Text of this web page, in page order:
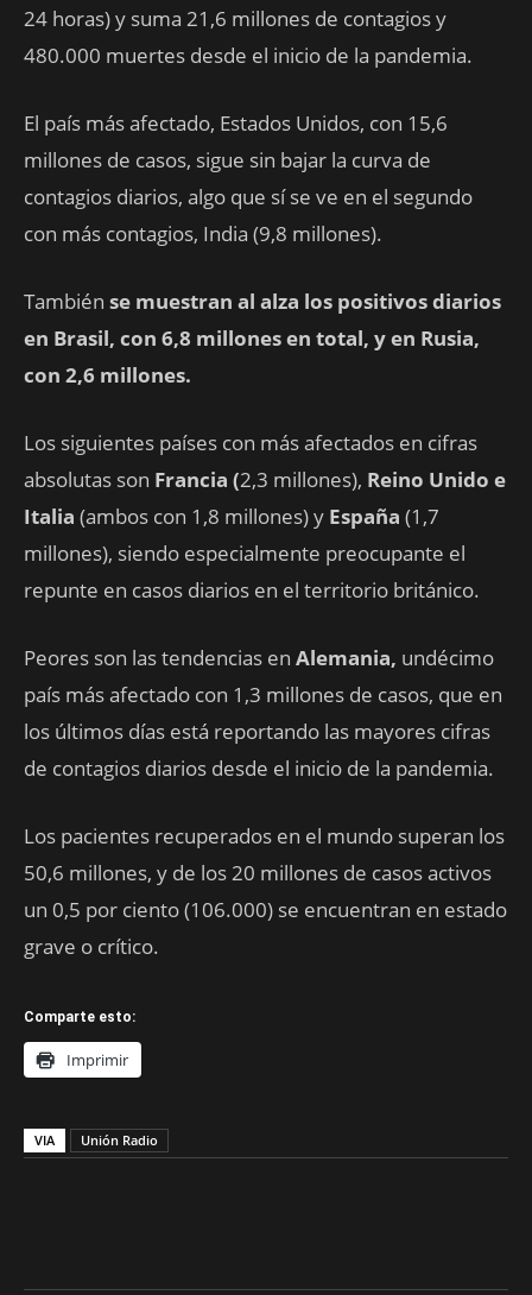
24 horas) y suma 21,6 millones de contagios y
480.000 muertes desde el inicio de la pandemia.
El país más afectado, Estados Unidos, con 15,6
millones de casos, sigue sin bajar la curva de
contagios diarios, algo que sí se ve en el segundo
con más contagios, India (9,8 millones).
También se muestran al alza los positivos diarios
en Brasil, con 6,8 millones en total, y en Rusia,
con 2,6 millones.
Los siguientes países con más afectados en cifras
absolutas son Francia (2,3 millones), Reino Unido e
Italia (ambos con 1,8 millones) y España (1,7
millones), siendo especialmente preocupante el
repunte en casos diarios en el territorio británico.
Peores son las tendencias en Alemania, undécimo
país más afectado con 1,3 millones de casos, que en
los últimos días está reportando las mayores cifras
de contagios diarios desde el inicio de la pandemia.
Los pacientes recuperados en el mundo superan los
50,6 millones, y de los 20 millones de casos activos
un 0,5 por ciento (106.000) se encuentran en estado
grave o crítico.
Comparte esto:
Imprimir
VIA Unión Radio